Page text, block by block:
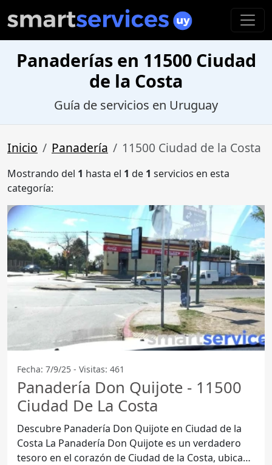
Panaderías en 11500 Ciudad
de la Costa
Guía de servicios en Uruguay
Inicio Panadería 11500 Ciudad de la Costa
Mostrando del 1 hasta el 1 de 1 servicios en esta
categoría:
Fecha: 7/9/25 - Visitas: 461
Panadería Don Quijote - 11500
Ciudad De La Costa
Descubre Panadería Don Quijote en Ciudad de la
Costa La Panadería Don Quijote es un verdadero
tesoro en el corazón de Ciudad de la Costa, ubicada